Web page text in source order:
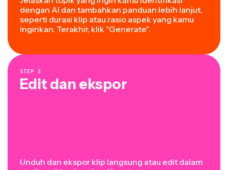
dengan AI dan tambahkan panduan lebih lanjut,
seperti durasi klip atau rasio aspek yang kamu
inginkan. Terakhir, klik "Generate".
STEP 3
Edit dan ekspor
Unduh dan ekspor klip langsung atau edit dalam